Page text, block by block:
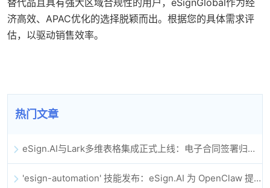
替代品且具有强大区域合规性的用户，eSignGlobal作为经
济高效、APAC优化的选择脱颖而出。根据您的具体需求评
估，以驱动销售效率。
热门文章
eSign.AI与Lark多维表格集成正式上线：电子合同签署归档全程自动化
'esign-automation' 技能发布：eSign.AI 为 OpenClaw 提供自动化电子签名能力